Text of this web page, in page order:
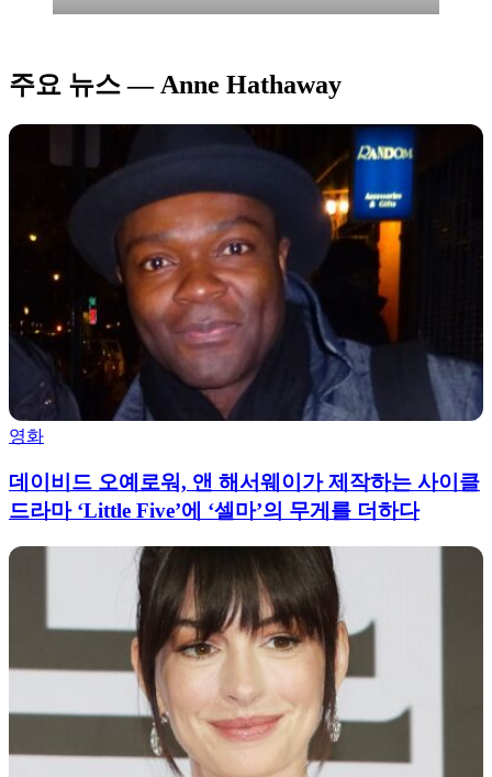
주요 뉴스 — Anne Hathaway
영화
데이비드 오예로워, 앤 해서웨이가 제작하는 사이클
드라마 ‘Little Five’에 ‘셀마’의 무게를 더하다